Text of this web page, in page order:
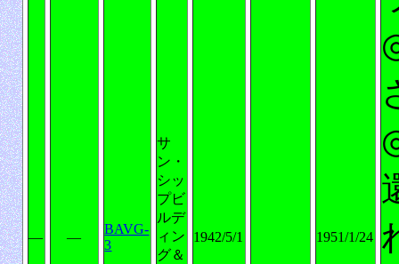
― ―
BAVG-
3
サ
ン・
シッ
プビ
ルデ
ィン
グ＆
1942/5/1 1951/1/24